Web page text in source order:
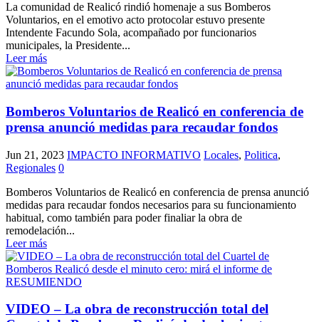
La comunidad de Realicó rindió homenaje a sus Bomberos
Voluntarios, en el emotivo acto protocolar estuvo presente
Intendente Facundo Sola, acompañado por funcionarios
municipales, la Presidente...
Leer más
Bomberos Voluntarios de Realicó en conferencia de
prensa anunció medidas para recaudar fondos
Jun 21, 2023 IMPACTO INFORMATIVO Locales, Politica,
Regionales 0
Bomberos Voluntarios de Realicó en conferencia de prensa anunció
medidas para recaudar fondos necesarios para su funcionamiento
habitual, como también para poder finaliar la obra de
remodelación...
Leer más
VIDEO – La obra de reconstrucción total del